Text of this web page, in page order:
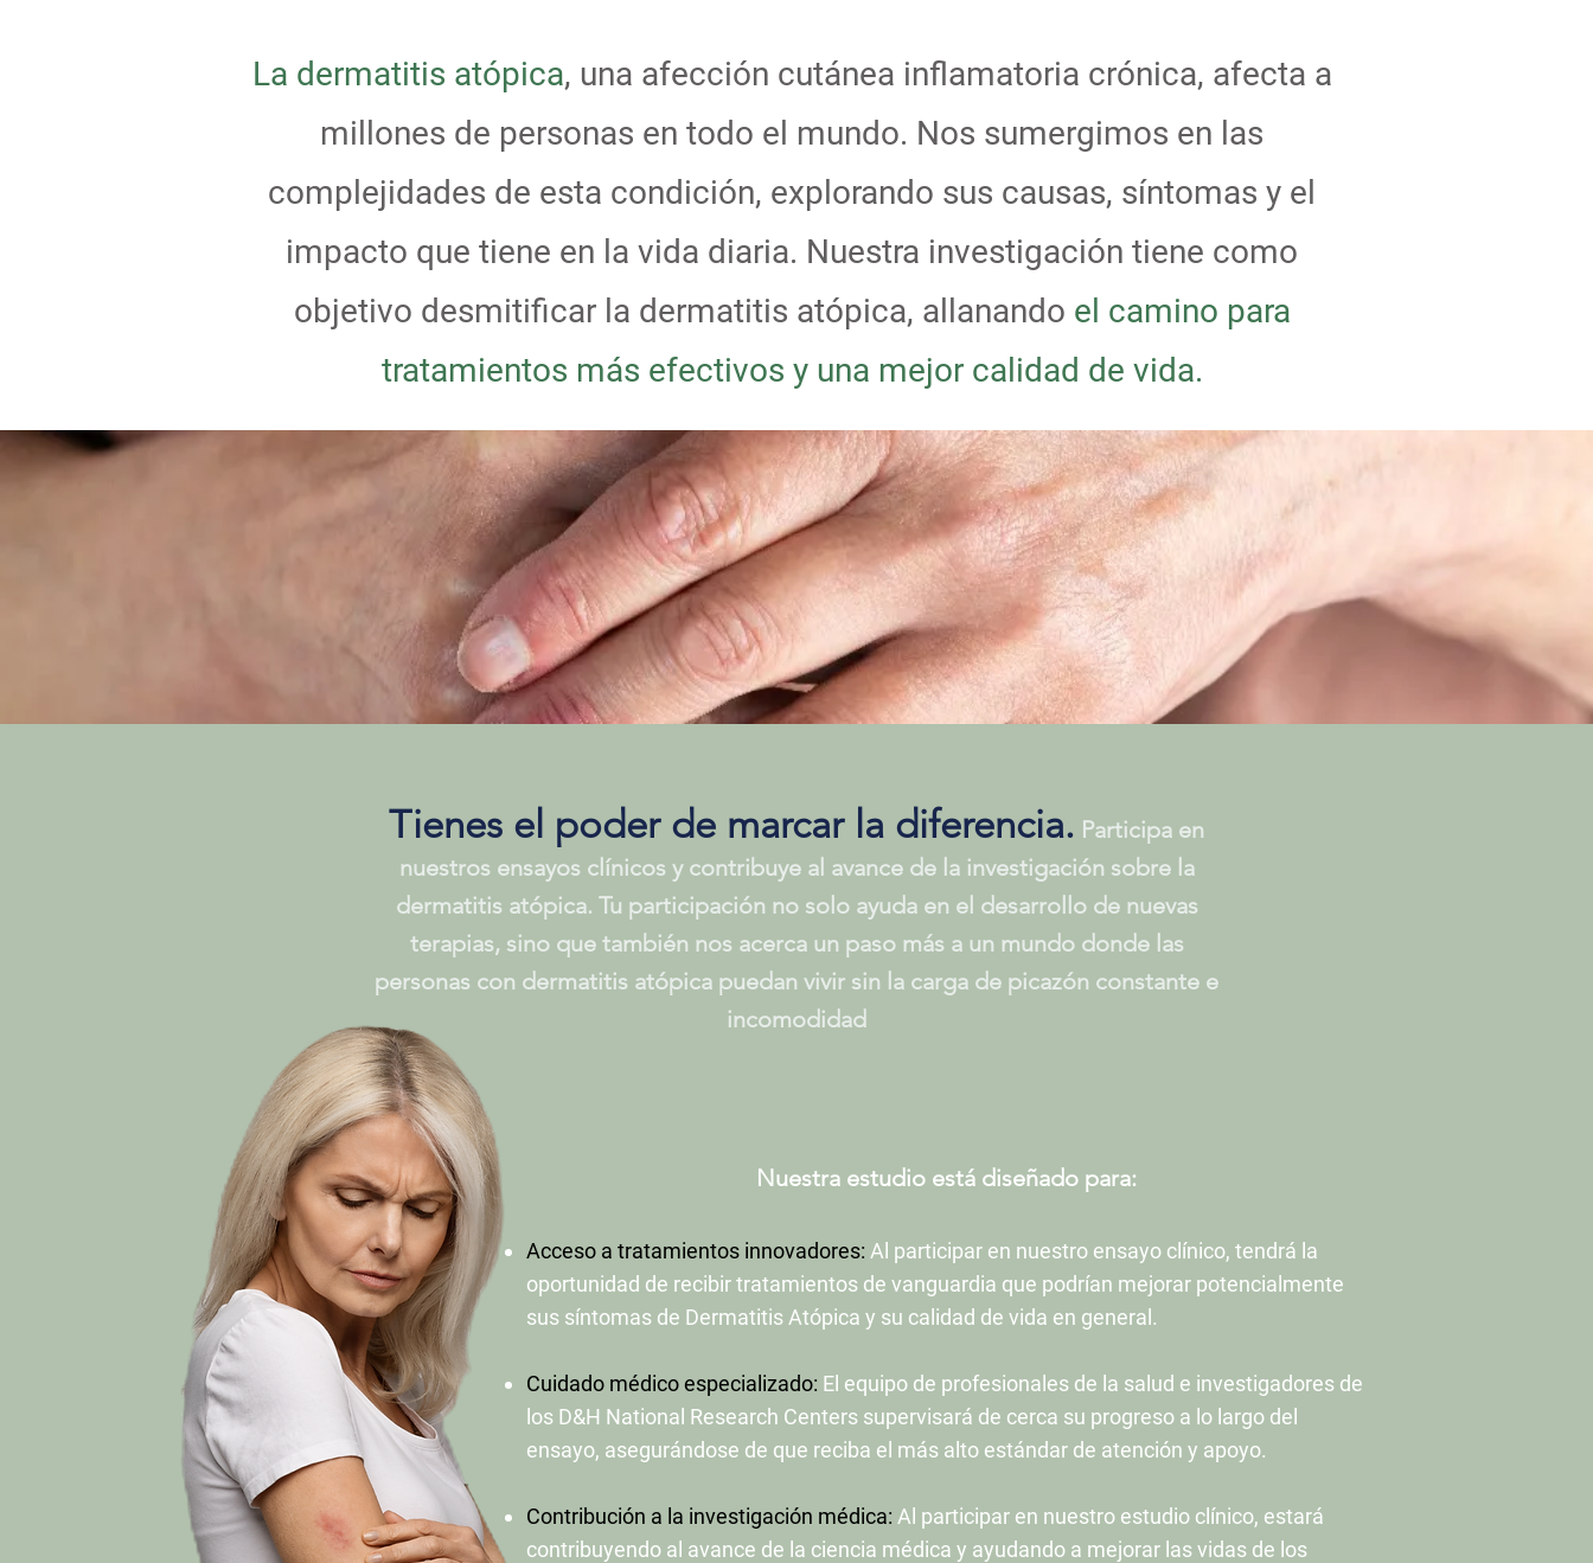
La dermatitis atópica, una afección cutánea inflamatoria crónica, afecta a
millones de personas en todo el mundo. Nos sumergimos en las
complejidades de esta condición, explorando sus causas, síntomas y el
impacto que tiene en la vida diaria. Nuestra investigación tiene como
objetivo desmitificar la dermatitis atópica, allanando el camino para
tratamientos más efectivos y una mejor calidad de vida.
Tienes el poder de marcar la diferencia. Participa en
nuestros ensayos clínicos y contribuye al avance de la investigación sobre la
dermatitis atópica. Tu participación no solo ayuda en el desarrollo de nuevas
terapias, sino que también nos acerca un paso más a un mundo donde las
personas con dermatitis atópica puedan vivir sin la carga de picazón constante e
incomodidad
Nuestra estudio está diseñado para:
Acceso a tratamientos innovadores: Al participar en nuestro ensayo clínico, tendrá la
oportunidad de recibir tratamientos de vanguardia que podrían mejorar potencialmente
sus síntomas de Dermatitis Atópica y su calidad de vida en general.
Cuidado médico especializado: El equipo de profesionales de la salud e investigadores de
los D&H National Research Centers supervisará de cerca su progreso a lo largo del
ensayo, asegurándose de que reciba el más alto estándar de atención y apoyo.
Contribución a la investigación médica: Al participar en nuestro estudio clínico, estará
contribuyendo al avance de la ciencia médica y ayudando a mejorar las vidas de los